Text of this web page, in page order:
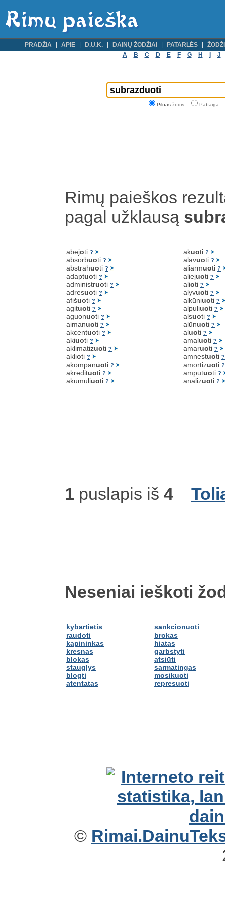
PRADŽIA APIE D.U.K. DAINŲ ŽODŽIAI PATARLĖS
A
B C D E F G H J
Pilnas žodis Pabaiga
Rimų paieškos
pagal užklausą
abejoti ?
absorbuoti ?
abstrahuoti ?
adaptuoti ?
administruoti ?
adresuoti ?
afišuoti ?
agituoti ?
aguonuoti ?
aimanuoti ?
akcentuoti ?
akiuoti ?
aklimatizuoti ?
aklioti ?
akompanuoti ?
akredituoti ?
akumuliuoti ?
akuoti ?
alavuoti ?
aliarmuoti ?
aliejuoti ?
alioti ?
alyvuoti ?
alkūniuoti ?
alpuliuoti ?
alsuoti ?
alūnuoti ?
aluoti ?
amaluoti ?
amaruoti ?
amnestuoti ?
amortizuoti ?
amputuoti ?
analizuoti ?
1 puslapis iš 4
Neseniai ieškoti
kybartietis
raudoti
kapininkas
kresnas
blokas
stauglys
blogti
atentatas
sankcionuoti
brokas
hiatas
garbstyti
atsiūti
sarmatingas
mosikuoti
represuoti
©